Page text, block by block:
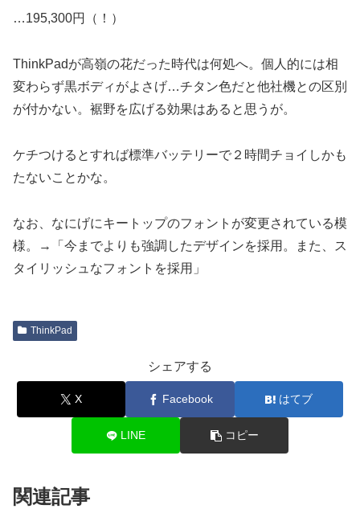
…195,300円（！）
ThinkPadが高嶺の花だった時代は何処へ。個人的には相
変わらず黒ボディがよさげ…チタン色だと他社機との区別
が付かない。裾野を広げる効果はあると思うが。
ケチつけるとすれば標準バッテリーで２時間チョイしかも
たないことかな。
なお、なにげにキートップのフォントが変更されている模
様。→「今までよりも強調したデザインを採用。また、ス
タイリッシュなフォントを採用」
ThinkPad
シェアする
X Facebook はてブ
LINE コピー
関連記事